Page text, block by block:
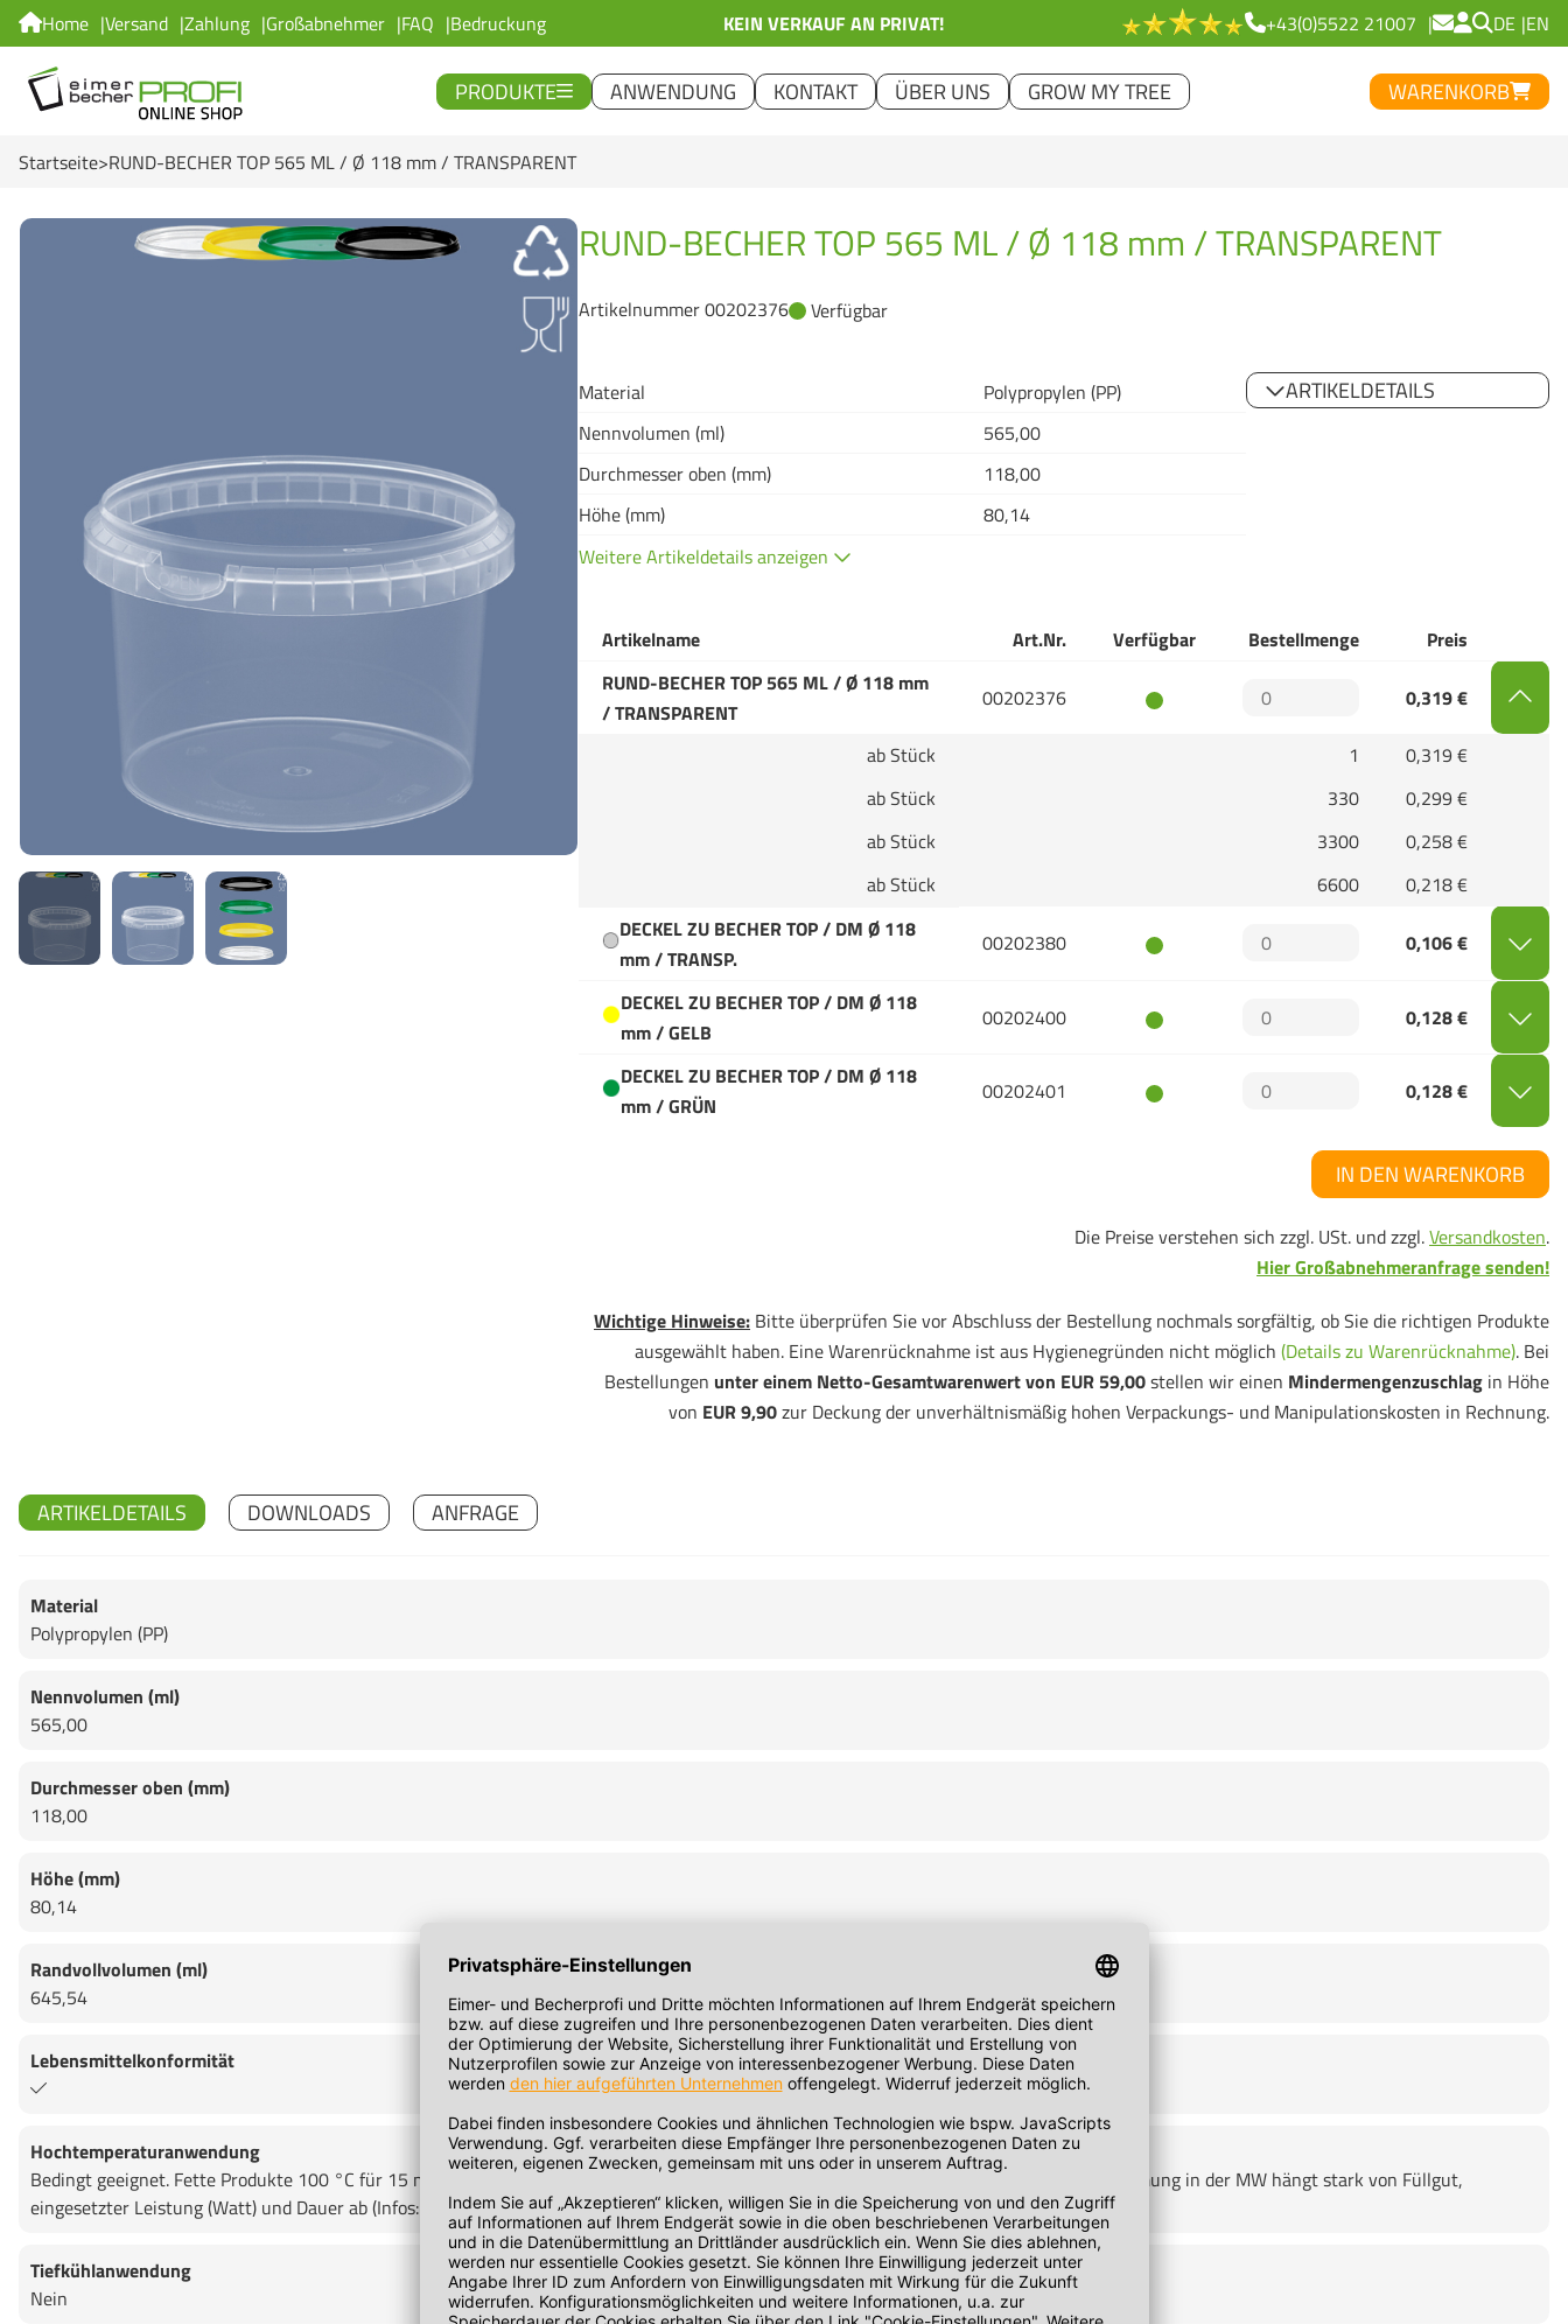
Home Versand Zahlung Großabnehmer FAQ Bedruckung KEIN VERKAUF AN PRIVAT! +43(0)5522 21007 DE EN
PRODUKTE ANWENDUNG KONTAKT ÜBER UNS GROW MY TREE WARENKORB
Startseite RUND-BECHER TOP 565 ML / Ø 118 mm / TRANSPARENT
RUND-BECHER TOP 565 ML / Ø 118 mm / TRANSPARENT
Artikelnummer 00202376 Verfügbar
Material
Polypropylen (PP)
Nennvolumen (ml)
565,00
Durchmesser oben (mm)
118,00
Höhe (mm)
80,14
Weitere Artikeldetails anzeigen
ARTIKELDETAILS
Artikelname Art.Nr. Verfügbar Bestellmenge
Preis
RUND-BECHER TOP 565 ML / Ø 118 mm
/ TRANSPARENT
00202376 0,319 €
ab Stück 1
0,319 €
ab Stück
330
0,299 €
ab Stück
3300
0,258 €
ab Stück
6600
0,218 €
DECKEL ZU BECHER TOP / DM Ø 118
mm / TRANSP.
00202380 0,106 €
DECKEL ZU BECHER TOP / DM Ø 118
mm / GELB
00202400 0,128 €
DECKEL ZU BECHER TOP / DM Ø 118
mm / GRÜN
00202401 0,128 €
IN DEN WARENKORB
Die Preise verstehen sich zzgl. USt. und zzgl.Versandkosten.
Hier Großabnehmeranfrage senden!
Wichtige Hinweise: Bitte überprüfen Sie vor Abschluss der Bestellung nochmals sorgfältig, ob Sie die richtigen Produkte
ausgewählt haben. Eine Warenrücknahme ist aus Hygienegründen nicht möglich (Details zu Warenrücknahme). Bei
Bestellungen unter einem Netto-Gesamtwarenwert von EUR 59,00stellen wir einen Mindermengenzuschlag in Höhe
von EUR 9,90zur Deckung der unverhältnismäßig hohen Verpackungs- und Manipulationskosten in Rechnung.
ARTIKELDETAILS
Material
Polypropylen (PP)
Nennvolumen (ml)
565,00
Durchmesser oben (mm)
118,00
Höhe (mm)
80,14
Randvollvolumen (ml)
645,54
Lebensmittelkonformität
Hochtemperaturanwendung
Bedingt geeignet. Fette Produkte 100 °C für 15 min. Wässerige und sauere Prod. bis 121 °C für 60 min. oder bis 100 °C für 120 min. Erwärmung in der MW hängt stark von Füllgut,
eingesetzter Leistung (Watt) und Dauer ab (Infos: FAQ/Produkte).
Tiefkühlanwendung
Nein
DOWNLOADS ANFRAGE